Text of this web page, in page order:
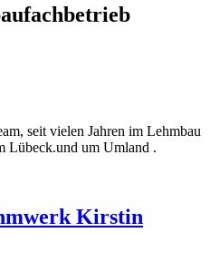
seit vielen Jahren im Lehmbau
Lübeck.und um Umland .
Kirstin